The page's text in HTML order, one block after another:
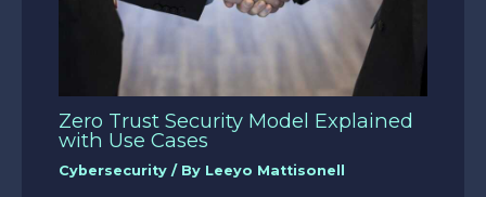
Zero Trust Security Model Explained
with Use Cases
Cybersecurity / By Leeyo Mattisonell